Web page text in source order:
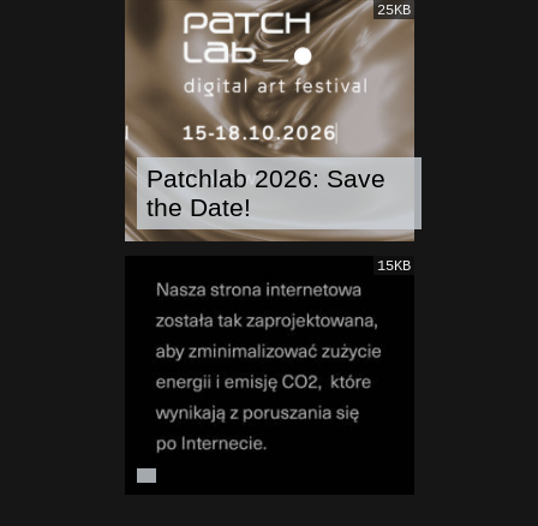
25KB
Patchlab 2026: Save
the Date!
15KB